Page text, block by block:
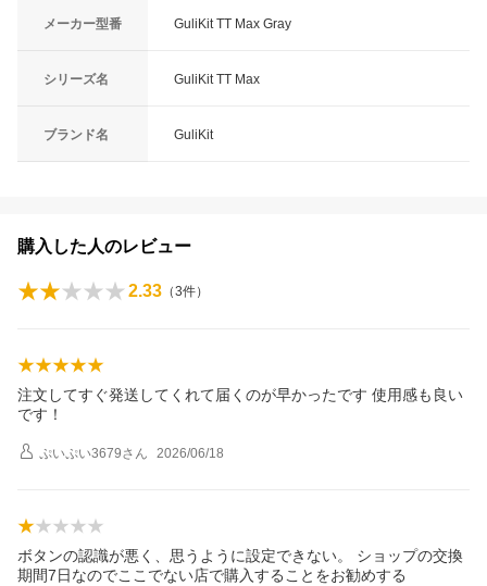
メーカー型番 GuliKit TT Max Gray
シリーズ名 GuliKit TT Max
ブランド名 GuliKit
購入した人のレビュー
2.33 （3件）
注文してすぐ発送してくれて届くのが早かったです 使用感も良い
です！
ぷいぷい3679さん 2026/06/18
ボタンの認識が悪く、思うように設定できない。 ショップの交換
期間7日なのでここでない店で購入することをお勧めする